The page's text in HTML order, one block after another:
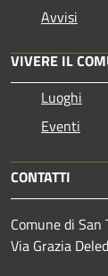
Avvisi
VIVERE IL
Luoghi
Eventi
CONTATTI
Comune di San
Via Grazia